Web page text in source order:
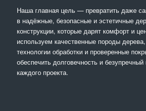
Наша главная цель — превратить даже
в надёжные, безопасные и эстетичные
конструкции, которые дарят комфорт и
используем качественные породы
технологии обработки и проверенные
обеспечить долговечность и
каждого проекта.